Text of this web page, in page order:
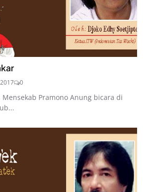
0
Pramono Anung bicara di